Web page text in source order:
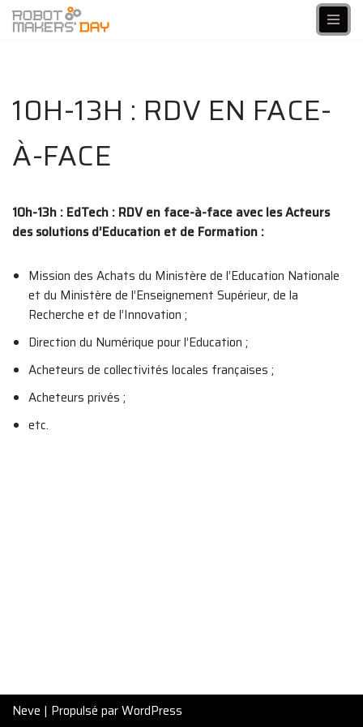
10H-13H : RDV EN FACE-
À-FACE
10h-13h : EdTech : RDV en face-à-face avec les Acteurs
des solutions d’Education et de Formation :
Mission des Achats du Ministère de l’Education Nationale
et du Ministère de l’Enseignement Supérieur, de la
Recherche et de l’Innovation ;
Direction du Numérique pour l’Education ;
Acheteurs de collectivités locales françaises ;
Acheteurs privés ;
etc.
Neve | Propulsé parWordPress